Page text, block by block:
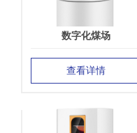
数字化煤场
查看详情